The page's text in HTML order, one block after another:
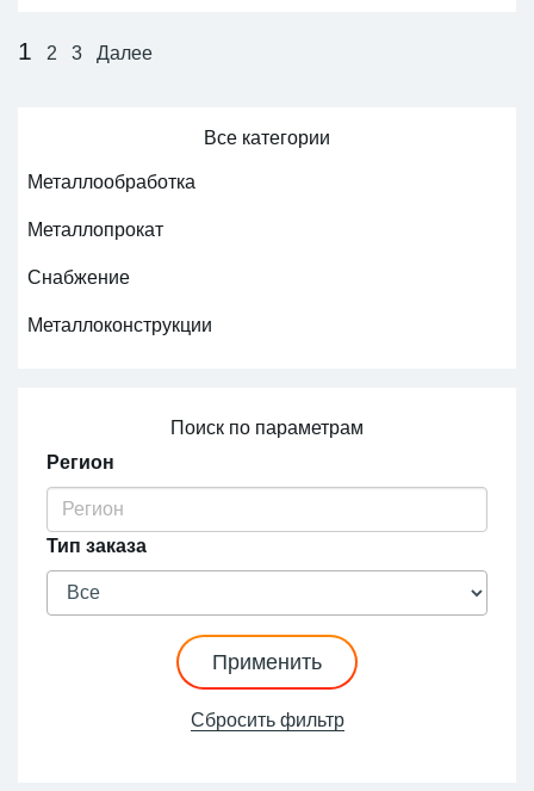
1 2 3 Далее
Все категории
Металлообработка
Металлопрокат
Снабжение
Металлоконструкции
Поиск по параметрам
Регион
Тип заказа
Применить
Сбросить фильтр